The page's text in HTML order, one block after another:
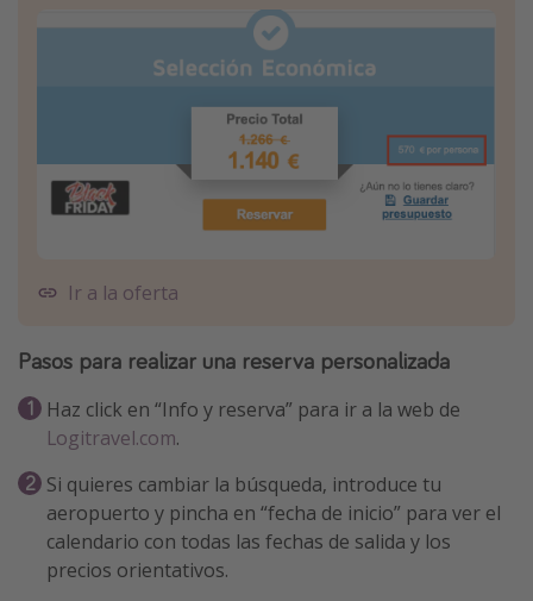
Ir a la oferta
Pasos para realizar una reserva personalizada
Haz click en “Info y reserva” para ir a la web de
Logitravel.com.
Si quieres cambiar la búsqueda, introduce tu
aeropuerto y pincha en “fecha de inicio” para ver el
calendario con todas las fechas de salida y los
precios orientativos.